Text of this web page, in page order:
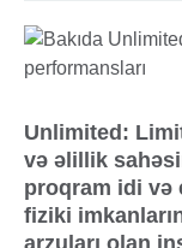
Unlimited:
və əlillik
proqram idi və
fiziki
arzuları olan